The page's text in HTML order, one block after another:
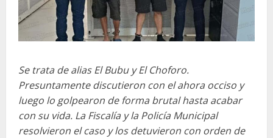
Se trata de alias El Bubu y El Choforo.
Presuntamente discutieron con el ahora occiso y
luego lo golpearon de forma brutal hasta acabar
con su vida. La Fiscalía y la Policía Municipal
resolvieron el caso y los detuvieron con orden de